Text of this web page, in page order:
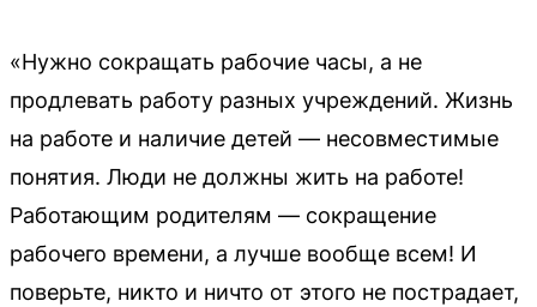
«Нужно сокращать рабочие часы, а не
продлевать работу разных учреждений. Жизнь
на работе и наличие детей — несовместимые
понятия. Люди не должны жить на работе!
Работающим родителям — сокращение
рабочего времени, а лучше вообще всем! И
поверьте, никто и ничто от этого не пострадает,